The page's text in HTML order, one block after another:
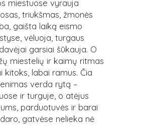
miestuose vyrauja
triukšmas, žmonės
gaišta laiką eismo
vėluoja, turgaus
garsiai šūkauja. O
miestelių ir kaimų ritmas
kitoks, labai ramus. Čia
verda rytą –
ir turguje, o atėjus
parduotuvės ir barai
gatvėse nelieka nė